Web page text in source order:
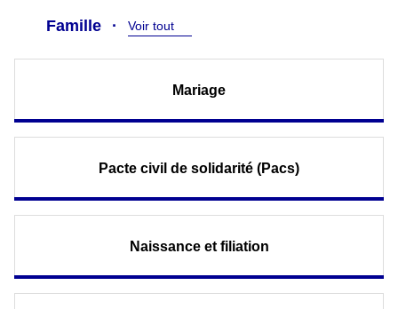
Famille Voir tout
Mariage
Pacte civil de solidarité (Pacs)
Naissance et filiation